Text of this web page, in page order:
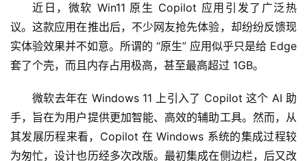
近日，微软 Win11 原生 Copilot 应用引发了广泛热
议。这款应用在推出后，不少网友抢先体验，却纷纷反馈现
实体验效果并不如意。所谓的 “原生” 应用似乎只是给 Edge
套了个壳，而且内存占用极高，甚至最高超过 1GB。
微软去年在 Windows 11 上引入了 Copilot 这个 AI 助
手，旨在为用户提供更加智能、高效的辅助工具。然而，从
其发展历程来看，Copilot 在 Windows 系统的集成过程较
为匆忙，设计也历经多次改版。最初集成在侧边栏，后又改